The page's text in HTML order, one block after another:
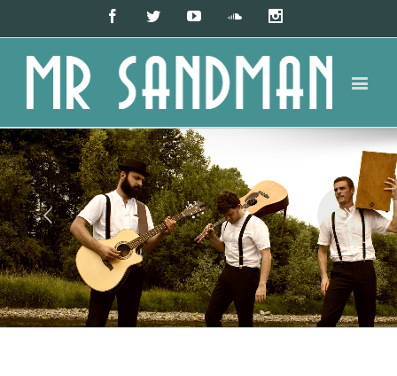
FacebookTwitterYoutubeSoundcloud
Vuoi un biscotto? Questo sito utilizza i cookie per fonire la
migliore esperienza di navigazione possibile... e sono gratis!
Continuando a navigare o cliccando su "Dammi Cookies" accetti il
loro utilizzo!
maggiori informazioni Dammi i
cookies!